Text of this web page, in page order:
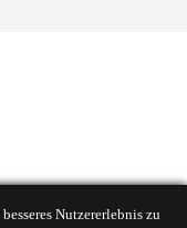
Nutzererlebnis zu